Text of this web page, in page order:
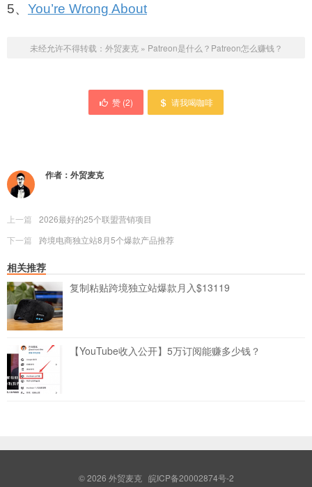
5、 You’re Wrong About
未经允许不得转载： 外贸麦克 » Patreon是什么？Patreon怎么赚钱？
赞 (2) 请我喝咖啡
作者： 外贸麦克
上一篇
2026最好的25个联盟营销项目
下一篇
跨境电商独立站8月5个爆款产品推荐
相关推荐
复制粘贴跨境独立站爆款月入$13119
【YouTube收入公开】5万订阅能赚多少钱？
© 2026 外贸麦克 皖ICP备20002874号-2